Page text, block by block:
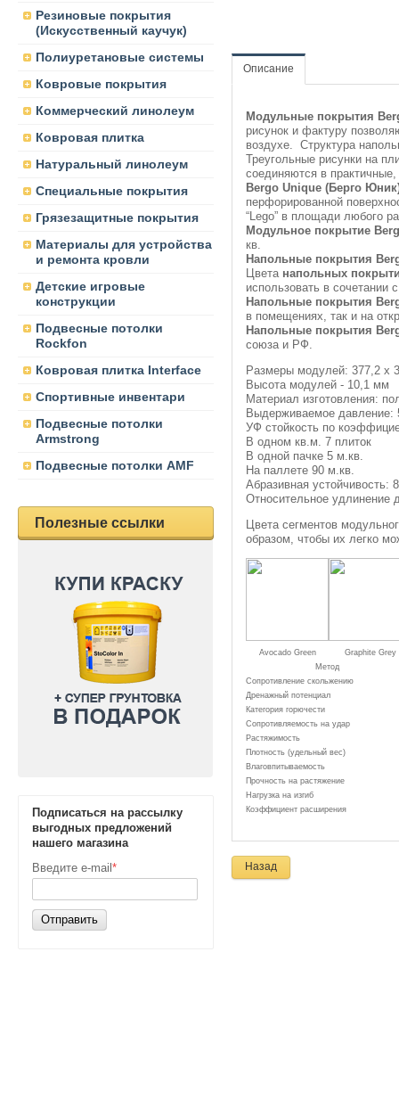
Резиновые покрытия
(Искусственный каучук)
Полиуретановые системы
Ковровые покрытия
Коммерческий линолеум
Ковровая плитка
Натуральный линолеум
Специальные покрытия
Грязезащитные покрытия
Материалы для устройства
и ремонта кровли
Детские игровые
конструкции
Подвесные потолки
Rockfon
Ковровая плитка Interface
Спортивные инвентари
Подвесные потолки
Armstrong
Подвесные потолки AMF
Полезные ссылки
Подписаться на рассылку
выгодных предложений
нашего магазина
Введите e-mail *
Отправить
Описание
Модульные покрытия
рисунок и фактуру
воздухе. Структура
Треугольные рисунки на
соединяются в
Bergo Unique (Берго
перфорированной
“Lego” в площади любого
Модульное покрытие
кв.
Напольные покрытия
Цвета напольных
использовать в сочетании
Напольные покрытия
в помещениях, так и на
Напольные покрытия
союза и РФ.
Размеры модулей: 377,2 x
Высота модулей - 10,1 мм
Материал изготовления:
Выдерживаемое давление:
УФ стойкость по
В одном кв.м. 7 плиток
В одной пачке 5 м.кв.
На паллете 90 м.кв.
Абразивная устойчивость:
Относительное удлинение
Цвета сегментов
образом, чтобы их легко
Avocado Green
Graphite Grey
Метод
Сопротивление скольжению
Дренажный потенциал
Категория горючести
Сопротивляемость на удар
Растяжимость
Плотность (удельный вес)
Влаговпитываемость
Прочность на растяжение
Нагрузка на изгиб
Коэффициент расширения
Назад